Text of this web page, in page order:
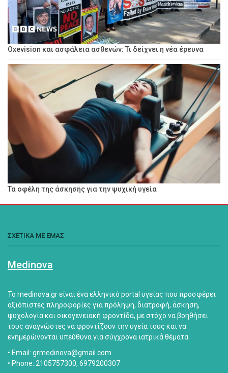
Oxevision και ασφάλεια ασθενών: Τι δείχνει η νέα έρευνα
Τα οφέλη της άσκησης για την ψυχική υγεία
ΣΧΕΤΙΚΑ ΜΕ ΕΜΑΣ
Medinova
Το medinova.gr είναι ένα ελληνικό portal υγείας που προσφέρει
αξιόπιστες πληροφορίες για πρόληψη, διατροφή, άσκηση,
ψυχολογία και οικογενειακή φροντίδα, με στόχο να βοηθήσει
τους αναγνώστες να φροντίζουν την υγεία τους και να
ενημερώνονται υπεύθυνα για σύγχρονα ιατρικά θέματα.
• Email: grmedinova@gmail.com
• Phone: 2105757300, 6979200307